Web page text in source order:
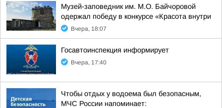
Музей-заповедник им. М.О. Байчоровой
одержал победу в конкурсе «Красота внутри
Вчера, 18:07
Госавтоинспекция информирует
Вчера, 17:40
Чтобы отдых у водоема был безопасным,
МЧС России напоминает: